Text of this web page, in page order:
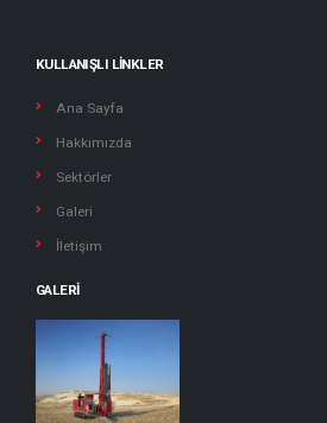
KULLANIŞLI LINKLER
Ana Sayfa
Hakkımızda
Sektörler
Galeri
İletişim
GALERI